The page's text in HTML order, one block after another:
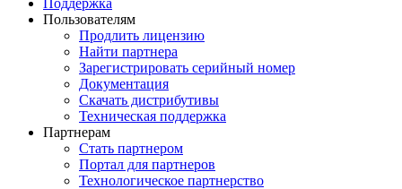
Поддержка
Пользователям
Продлить лицензию
Найти партнера
Зарегистрировать серийный номер
Документация
Скачать дистрибутивы
Техническая поддержка
Партнерам
Стать партнером
Портал для партнеров
Технологическое партнерство